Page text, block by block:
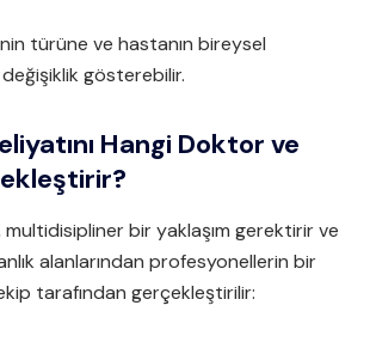
türüne ve hastanın bireysel
gösterebilir.
Hangi Doktor ve
bir yaklaşım gerektirir ve
alanlarından profesyonellerin bir
tarafından gerçekleştirilir: